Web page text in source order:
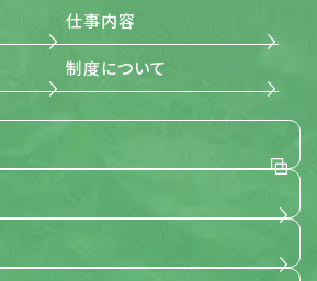
拒否を求められたとき、および苦情、相談
ときは、個人情報に関する本人の権利を
て対応します。
全ての個人情報に関する取扱いを定め
の取組み
仕事内容
制度について